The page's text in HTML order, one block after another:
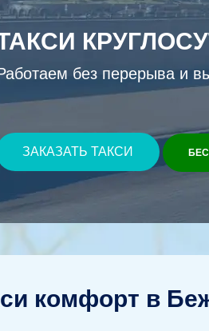
без перерыва и
ЗАКАЗАТЬ ТАКСИ
комфорт в